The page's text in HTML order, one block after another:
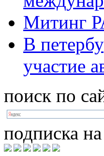
Митинг
В
участие
поиск по
подписка